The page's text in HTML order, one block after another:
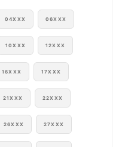
04XXX 06XXX
10XXX 12XXX
16XXX 17XXX
21XXX 22XXX
26XXX 27XXX